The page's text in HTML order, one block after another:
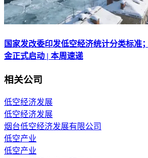
国家发改委印发低空经济统计分类标准
金正式启动 | 本周速递
相关公司
低空经济发展
低空经济发展
烟台低空经济发展有限公司
低空产业
低空产业